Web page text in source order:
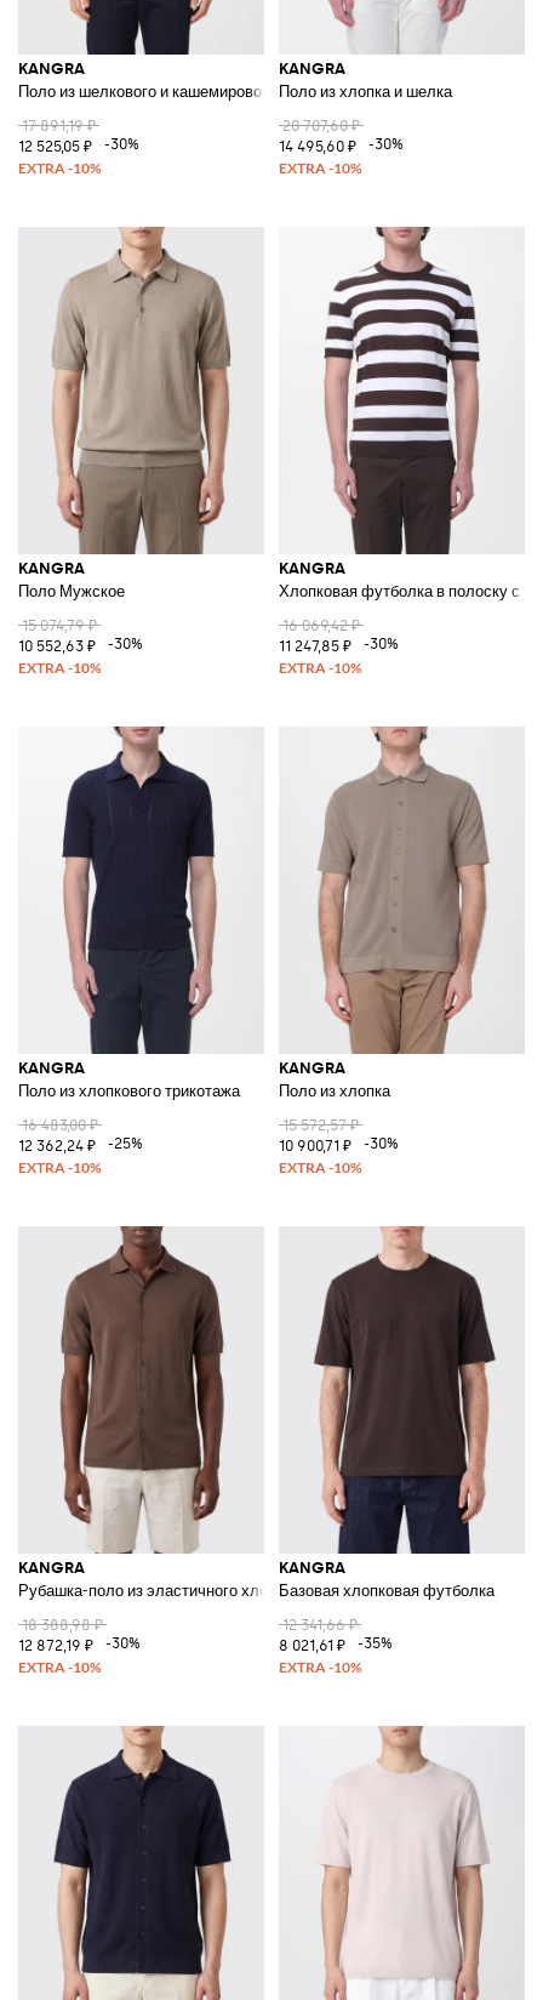
KANGRA
Поло из шелкового и кашемирового трикотажа
17 891,19 ₽
12 525,05 ₽
-30%
KANGRA
Поло из хлопка и шелка
20 707,60 ₽
14 495,60 ₽
-30%
KANGRA
Поло Мужское
15 074,79 ₽
10 552,63 ₽
-30%
KANGRA
Хлопковая футболка в полоску с
16 069,42 ₽
11 247,85 ₽
-30%
KANGRA
Поло из хлопкового трикотажа
16 483,00 ₽
12 362,24 ₽
-25%
KANGRA
Поло из хлопка
15 572,57 ₽
10 900,71 ₽
-30%
KANGRA
Рубашка-поло из эластичного хлопка с короткими рукавами и
18 388,98 ₽
12 872,19 ₽
-30%
KANGRA
Базовая хлопковая футболка
12 341,66 ₽
8 021,61 ₽
-35%